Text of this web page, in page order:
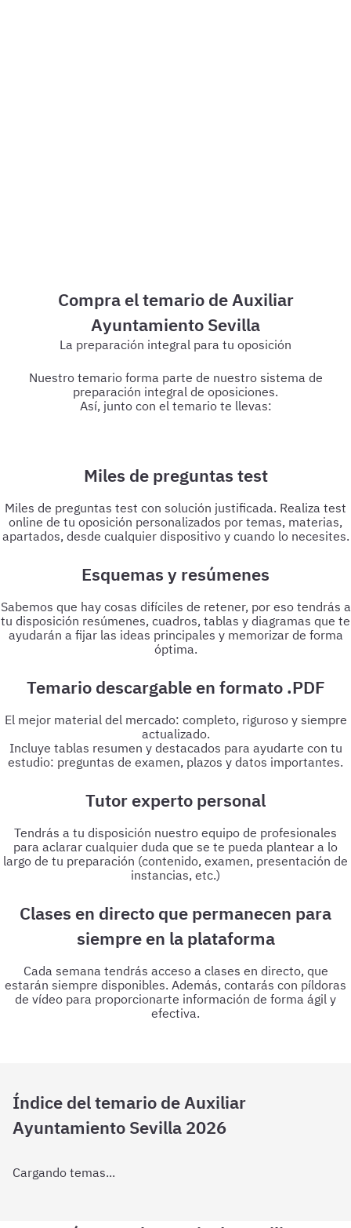
Miles de preguntas test
Miles de preguntas test con solución justificada. Realiza test
online de tu oposición personalizados por temas, materias,
apartados, desde cualquier dispositivo y cuando lo necesites.
Esquemas y resúmenes
Sabemos que hay cosas difíciles de retener, por eso tendrás a
tu disposición resúmenes, cuadros, tablas y diagramas que te
ayudarán a fijar las ideas principales y memorizar de forma
óptima.
Temario descargable en formato .PDF
El mejor material del mercado: completo, riguroso y siempre
actualizado.
Incluye tablas resumen y destacados para ayudarte con tu
estudio: preguntas de examen, plazos y datos importantes.
Tutor experto personal
Tendrás a tu disposición nuestro equipo de profesionales
para aclarar cualquier duda que se te pueda plantear a lo
largo de tu preparación (contenido, examen, presentación de
instancias, etc.)
Clases en directo que permanecen para
siempre en la plataforma
Cada semana tendrás acceso a clases en directo, que
estarán siempre disponibles. Además, contarás con píldoras
de vídeo para proporcionarte información de forma ágil y
efectiva.
Índice del temario de Auxiliar
Ayuntamiento Sevilla 2026
Cargando temas...